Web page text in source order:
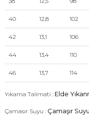
40 12,8 102
42 13,1 106
44 13,4 110
46 13,7 114
Yıkama Talimati : Elde
Çamasır Suyu : Çamaşır